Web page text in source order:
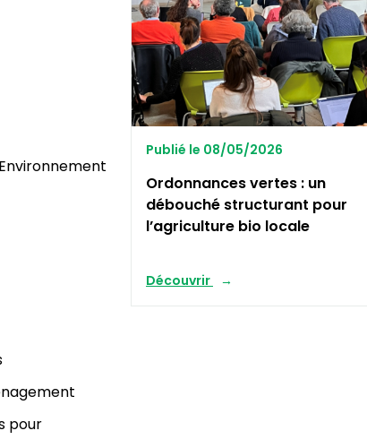
pour
Publié le 08/05/2026
Ordonnances vertes : un
débouché structurant pour
l’agriculture bio locale
Découvrir